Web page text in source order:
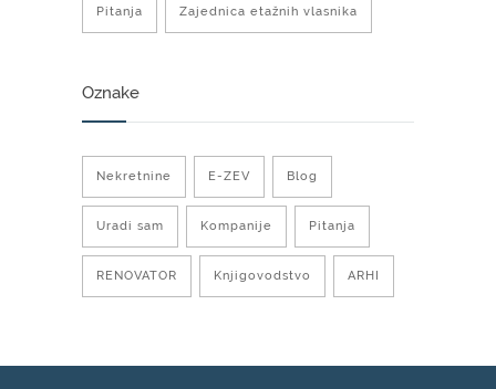
Pitanja Zajednica etažnih vlasnika
Oznake
Nekretnine E-ZEV Blog
Uradi sam Kompanije Pitanja
RENOVATOR Knjigovodstvo ARHI